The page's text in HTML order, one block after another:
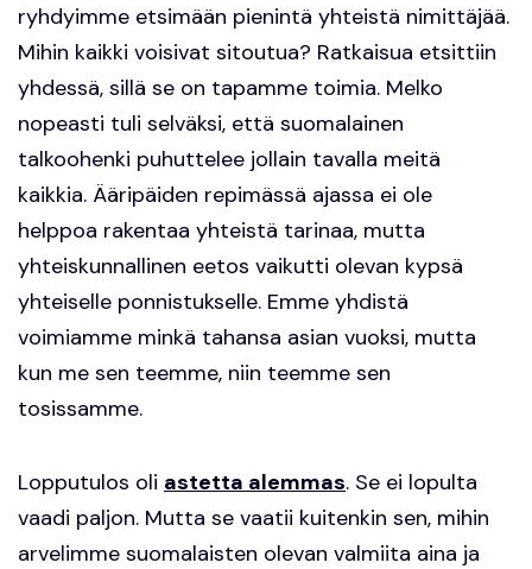
ryhdyimme etsimään pienintä yhteistä nimittäjää.
Mihin kaikki voisivat sitoutua? Ratkaisua etsittiin
yhdessä, sillä se on tapamme toimia. Melko
nopeasti tuli selväksi, että suomalainen
talkoohenki puhuttelee jollain tavalla meitä
kaikkia. Ääripäiden repimässä ajassa ei ole
helppoa rakentaa yhteistä tarinaa, mutta
yhteiskunnallinen eetos vaikutti olevan kypsä
yhteiselle ponnistukselle. Emme yhdistä
voimiamme minkä tahansa asian vuoksi, mutta
kun me sen teemme, niin teemme sen
tosissamme.
Lopputulos oli astetta alemmas. Se ei lopulta
vaadi paljon. Mutta se vaatii kuitenkin sen, mihin
arvelimme suomalaisten olevan valmiita aina ja